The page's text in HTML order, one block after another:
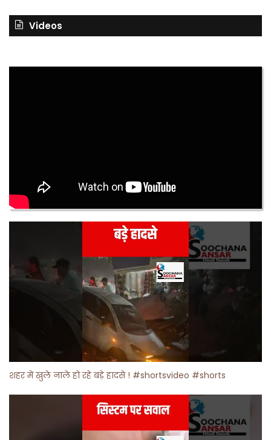
Videos
शहर में खुले नाले हो रहे बड़े हादसे ! #shortsvideo #shorts